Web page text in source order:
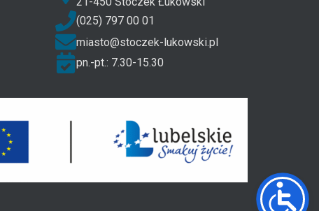
(025) 797 00 01
miasto@stoczek-lukowski.pl
pn.-pt.: 7.30-15.30